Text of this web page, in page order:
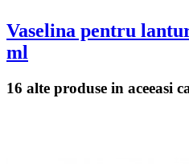
Vaselina pentru
ml
16 alte produse in aceeasi